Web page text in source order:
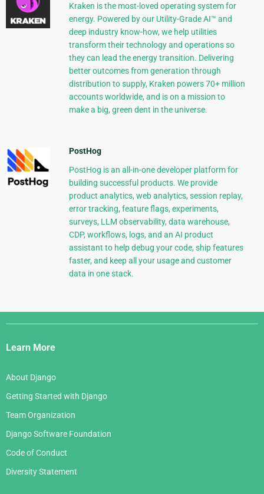
Kraken is the most-loved operating system for
energy. Powered by our Utility-Grade AI™ and
deep industry know-how, we help utilities
transform their technology and operations so
they can lead the energy transition. Delivering
better outcomes from generation through
distribution to supply, Kraken powers 70+ million
accounts worldwide, and is on a mission to
make a big, green dent in the universe.
PostHog
PostHog is an all-in-one developer platform for
building successful products. We provide
product analytics, web analytics, session replay,
error tracking, feature flags, experiments,
surveys, LLM observability, data warehouse,
CDP, workflows, logs, and an AI product
assistant to help debug your code, ship features
faster, and keep all your usage and customer
data in one stack.
Django
Links
Learn More
About Django
Getting Started with Django
Team Organization
Django Software Foundation
Code of Conduct
Diversity Statement